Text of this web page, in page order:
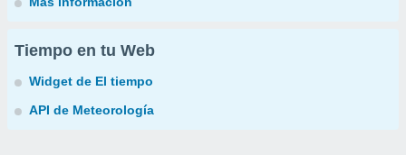
Tiempo en tu Web
Widget de El tiempo
API de Meteorología